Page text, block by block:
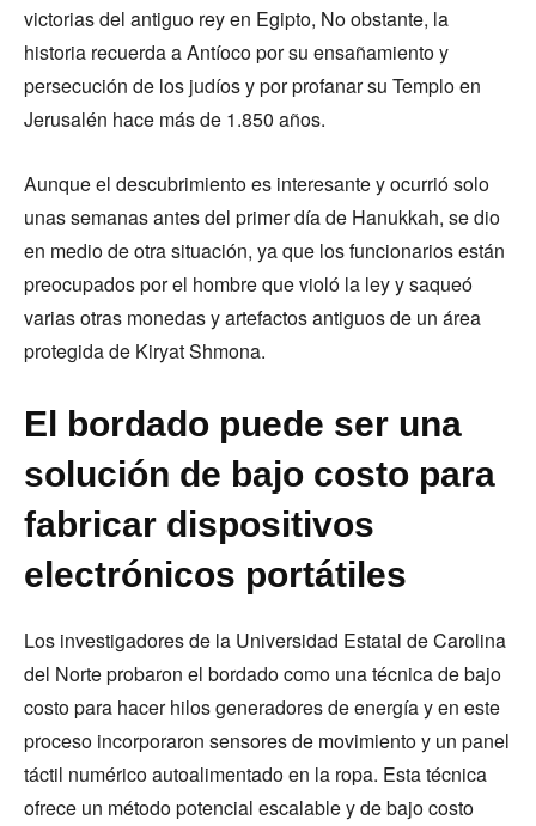
victorias del antiguo rey en Egipto, No obstante, la
historia recuerda a Antíoco por su ensañamiento y
persecución de los judíos y por profanar su Templo en
Jerusalén hace más de 1.850 años.
Aunque el descubrimiento es interesante y ocurrió solo
unas semanas antes del primer día de Hanukkah, se dio
en medio de otra situación, ya que los funcionarios están
preocupados por el hombre que violó la ley y saqueó
varias otras monedas y artefactos antiguos de un área
protegida de Kiryat Shmona.
El bordado puede ser una
solución de bajo costo para
fabricar dispositivos
electrónicos portátiles
Los investigadores de la Universidad Estatal de Carolina
del Norte probaron el bordado como una técnica de bajo
costo para hacer hilos generadores de energía y en este
proceso incorporaron sensores de movimiento y un panel
táctil numérico autoalimentado en la ropa. Esta técnica
ofrece un método potencial escalable y de bajo costo